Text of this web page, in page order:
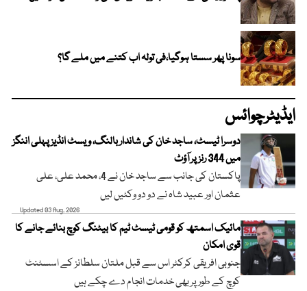
سونا پھر سستا ہوگیا،فی تولہ اب کتنے میں ملے گا؟
ایڈیٹرچوائس
دوسرا ٹیسٹ، ساجد خان کی شاندار بالنگ، ویسٹ انڈیز پہلی اننگز
میں 344 رنز پر آؤٹ
پاکستان کی جانب سے ساجد خان نے 4، محمد علی، علی
عثمان اور عبید شاہ نے دو دو وکٹیں لیں
Updated 03 Aug, 2026
مائیک اسمتھ کو قومی ٹیسٹ ٹیم کا بیٹنگ کوچ بنائے جانے کا
قوی امکان
جنوبی افریقی کرکٹر اس سے قبل ملتان سلطانز کے اسسٹنٹ
کوچ کے طور پر بھی خدمات انجام دے چکے ہیں